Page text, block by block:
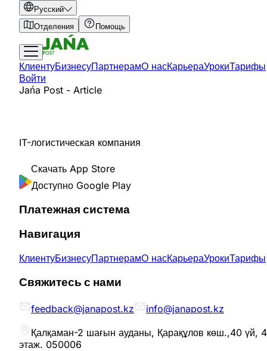
Русский
Отделения
Помощь
КлиентуБизнесуПартнерамО насКарьераУрокиТарифы
Войти
Jańa Post - Article
IT-логистическая компания
Скачать App Store
Доступно Google Play
Платежная система
Навигация
КлиентуБизнесуПартнерамО насКарьераУрокиТарифы
Свяжитесь с нами
feedback@janapost.kz
info@janapost.kz
Қалқаман-2 шағын ауданы, Қарақұлов көш.,40 үй, 4
этаж. 050006